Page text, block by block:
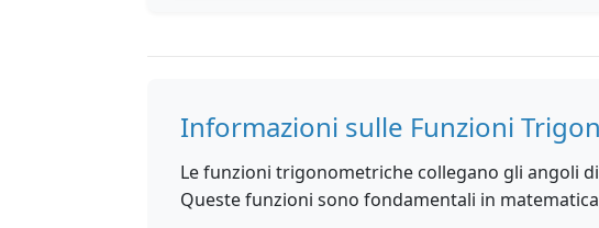
Informazioni sulle Funzioni
Le funzioni trigonometriche collegano gli angoli
Queste funzioni sono fondamentali in